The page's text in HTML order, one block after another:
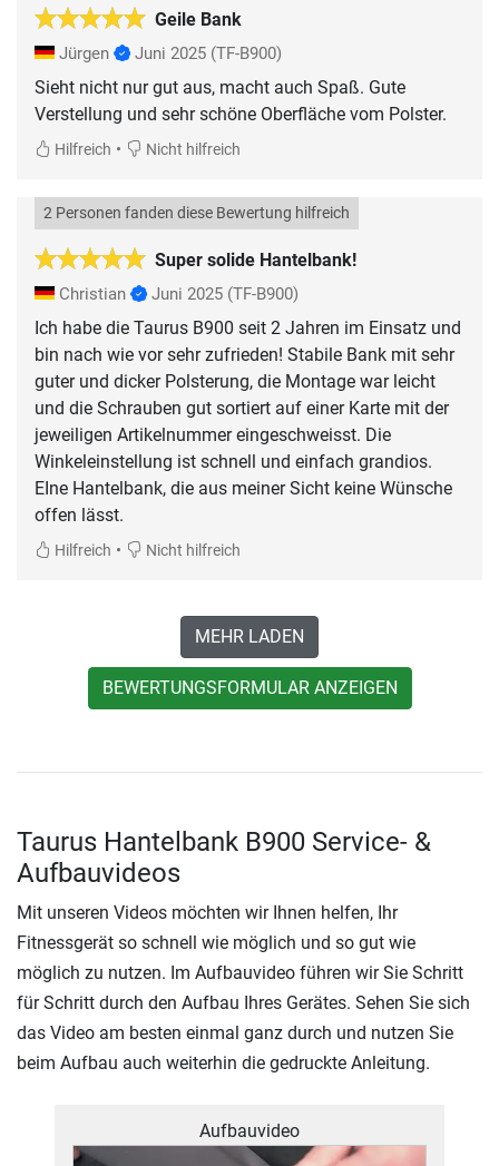
Geile Bank
Jürgen Juni 2025 (TF-B900)
Sieht nicht nur gut aus, macht auch Spaß. Gute
Verstellung und sehr schöne Oberfläche vom Polster.
Hilfreich • Nicht hilfreich
Super solide Hantelbank!
2 Personen fanden diese Bewertung hilfreich
Christian Juni 2025 (TF-B900)
Ich habe die Taurus B900 seit 2 Jahren im Einsatz und
bin nach wie vor sehr zufrieden! Stabile Bank mit sehr
guter und dicker Polsterung, die Montage war leicht
und die Schrauben gut sortiert auf einer Karte mit der
jeweiligen Artikelnummer eingeschweisst. Die
Winkeleinstellung ist schnell und einfach grandios.
EIne Hantelbank, die aus meiner Sicht keine Wünsche
offen lässt.
Hilfreich • Nicht hilfreich
MEHR LADEN
BEWERTUNGSFORMULAR ANZEIGEN
Taurus Hantelbank B900 Service- &
Aufbauvideos
Mit unseren Videos möchten wir Ihnen helfen, Ihr
Fitnessgerät so schnell wie möglich und so gut wie
möglich zu nutzen. Im Aufbauvideo führen wir Sie Schritt
für Schritt durch den Aufbau Ihres Gerätes. Sehen Sie sich
das Video am besten einmal ganz durch und nutzen Sie
beim Aufbau auch weiterhin die gedruckte Anleitung.
Aufbauvideo